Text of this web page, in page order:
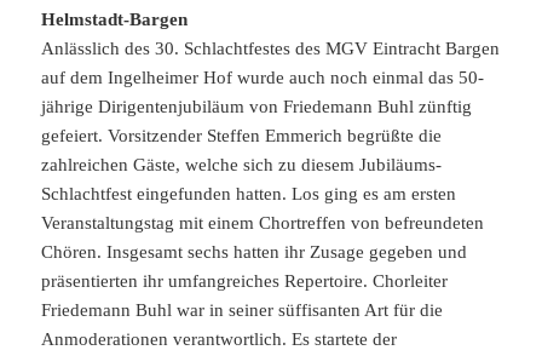
Helmstadt-Bargen
Anlässlich des 30. Schlachtfestes des MGV Eintracht Bargen
auf dem Ingelheimer Hof wurde auch noch einmal das 50-
jährige Dirigentenjubiläum von Friedemann Buhl zünftig
gefeiert. Vorsitzender Steffen Emmerich begrüßte die
zahlreichen Gäste, welche sich zu diesem Jubiläums-
Schlachtfest eingefunden hatten. Los ging es am ersten
Veranstaltungstag mit einem Chortreffen von befreundeten
Chören. Insgesamt sechs hatten ihr Zusage gegeben und
präsentierten ihr umfangreiches Repertoire. Chorleiter
Friedemann Buhl war in seiner süffisanten Art für die
Anmoderationen verantwortlich. Es startete der